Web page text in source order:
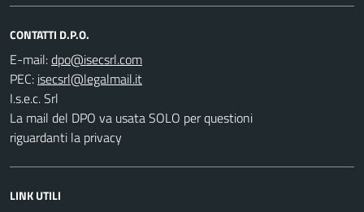
CONTATTI D.P.O.
E-mail:
PEC:
I.s.e.c. Srl
La mail del DPO va usata SOLO per questioni
riguardanti la privacy
LINK UTILI